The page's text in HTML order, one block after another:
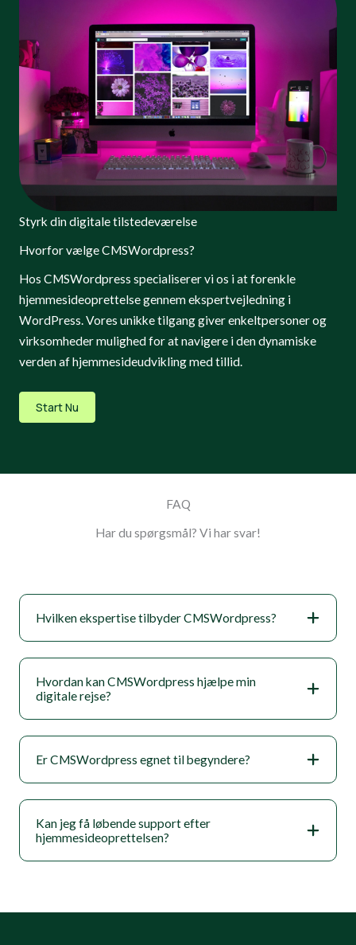
Styrk din digitale tilstedeværelse
Hvorfor vælge CMSWordpress?
Hos CMSWordpress specialiserer vi os i at forenkle
hjemmesideoprettelse gennem ekspertvejledning i
WordPress. Vores unikke tilgang giver enkeltpersoner og
virksomheder mulighed for at navigere i den dynamiske
verden af hjemmesideudvikling med tillid.
Start Nu
FAQ
Har du spørgsmål? Vi har svar!
Hvilken ekspertise tilbyder CMSWordpress?
Hvordan kan CMSWordpress hjælpe min
digitale rejse?
Er CMSWordpress egnet til begyndere?
Kan jeg få løbende support efter
hjemmesideoprettelsen?